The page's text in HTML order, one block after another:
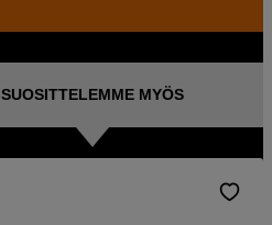
SUOSITTELEMME MYÖS